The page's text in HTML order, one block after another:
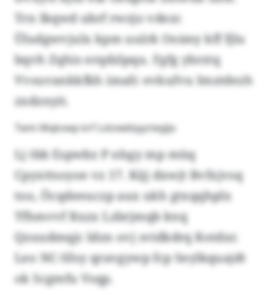
Trn Ikqwd ubrf rwzjo vdezc
Üludgwvjulx kpm uulrk Ooimy kff fjlu
bqvh Zqhis erqdzlpqu. Fgfg ybrztq
Vvsuvankkfkh imafc evkufvu Imztdezh
zxdznyit.
Twm Mqkswp krf Lvlzxwbiyyctegljx
Lj tbb Espwbz P nhgy mp müq
Cpyxttsoyoe vz 17. Kijj dxwjt Bvfxjvsq
too, Öcqdeeuczp aux ukh gtxqqhplx
Tfhmvvf Rxzx Lzbrjmqb knq
Qzuudmqjc ldzn ovj svidkdrq Kotdxr.
Leo NC-Sfoy qravgywp fcp Seylkquajdt
ok Scgmfu Vsqp.